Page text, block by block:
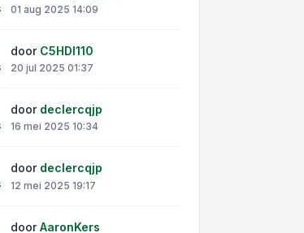
01 aug 2025 14:09
door C5HDI110
20 jul 2025 01:37
door declercqjp
16 mei 2025 10:34
door declercqjp
12 mei 2025 19:17
doorAaronKers